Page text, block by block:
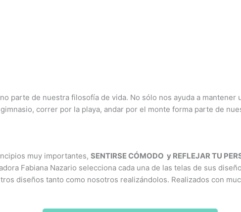
parte de nuestra filosofía de vida. No sólo nos ayuda a
correr por la playa, andar por el monte forma parte de
muy importantes, SENTIRSE CÓMODO y REFLEJAR TU
Fabiana Nazario selecciona cada una de las telas de sus
diseños tanto como nosotros realizándolos. Realizados con